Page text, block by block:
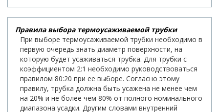
Правила выбора термоусаживаемой трубки
При выборе термоусаживаемой трубки необходимо в
первую очередь знать диаметр поверхности, на
которую будет усаживаться трубка. Для трубки с
коэффициентом 2:1 необходимо руководствоваться
правилом 80:20 при ее выборе. Согласно этому
правилу, трубка должна быть усажена не менее чем
на 20% и не более чем 80% от полного номинального
диапазона усадки. Другим словами внутренний